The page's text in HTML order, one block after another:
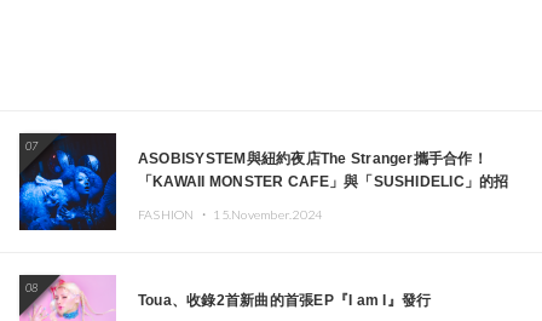
07
ASOBISYSTEM與紐約夜店The Stranger攜手合作！
「KAWAII MONSTER CAFE」與「SUSHIDELIC」的招
FASHION ・ 15.November.2024
08
Toua、收錄2首新曲的首張EP『I am I』發行